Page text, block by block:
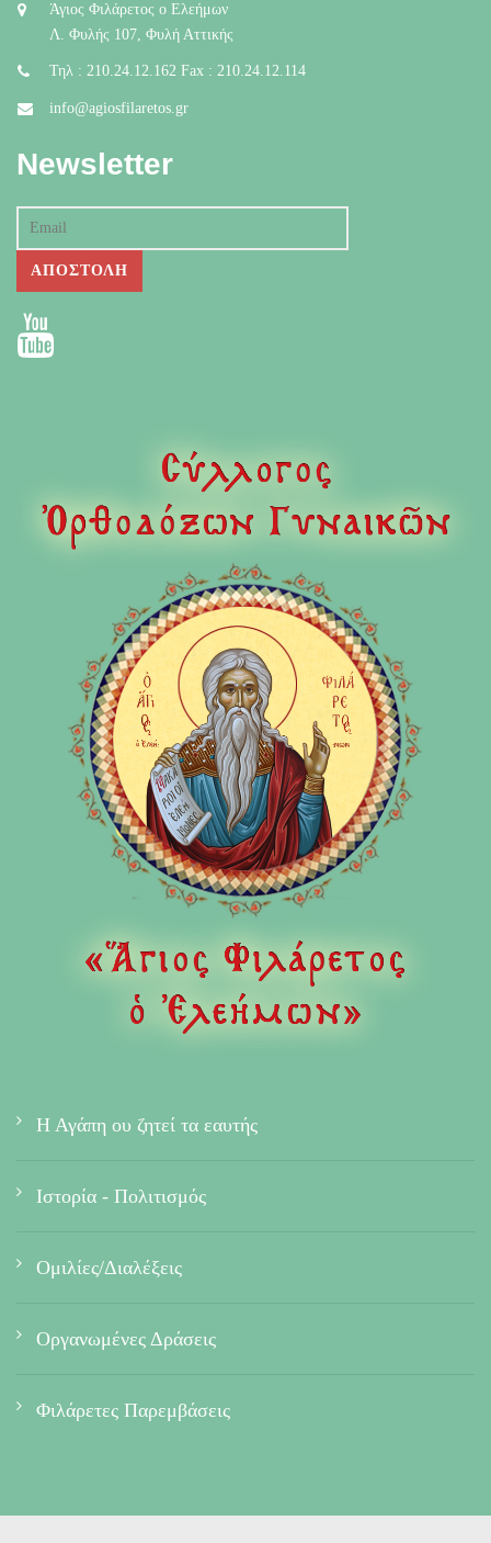
Άγιος Φιλάρετος ο Ελεήμων
Λ. Φυλής 107, Φυλή Αττικής
Τηλ : 210.24.12.162 Fax : 210.24.12.114
info@agiosfilaretos.gr
Newsletter
Η Αγάπη ου ζητεί τα εαυτής
Ιστορία - Πολιτισμός
Ομιλίες/Διαλέξεις
Οργανωμένες Δράσεις
Φιλάρετες Παρεμβάσεις